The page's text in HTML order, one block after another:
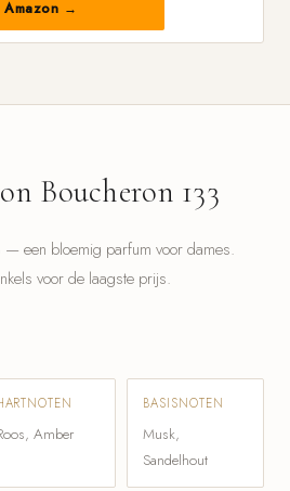
Amazon →
Boucheron 133
— een bloemig parfum voor dames.
voor de laagste prijs.
Amber
BASISNOTEN
Musk,
Sandelhout